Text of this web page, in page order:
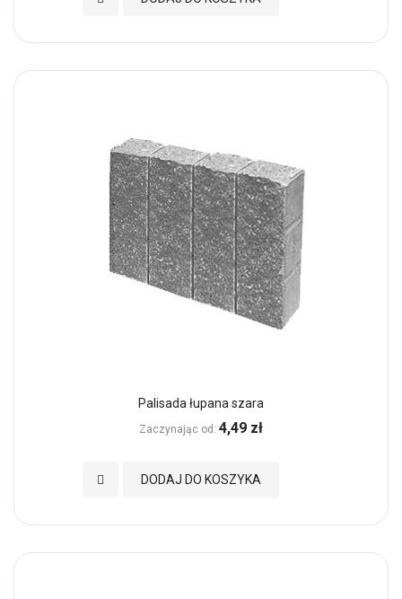
Palisada łupana szara
Zaczynając od 4,49 zł
DODAJ DO KOSZYKA
Dodaj do Ulubionych